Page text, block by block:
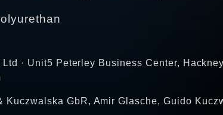
· Unit5 Peterley Business Center,
Kuczwalska GbR, Amir Glasche, Guido